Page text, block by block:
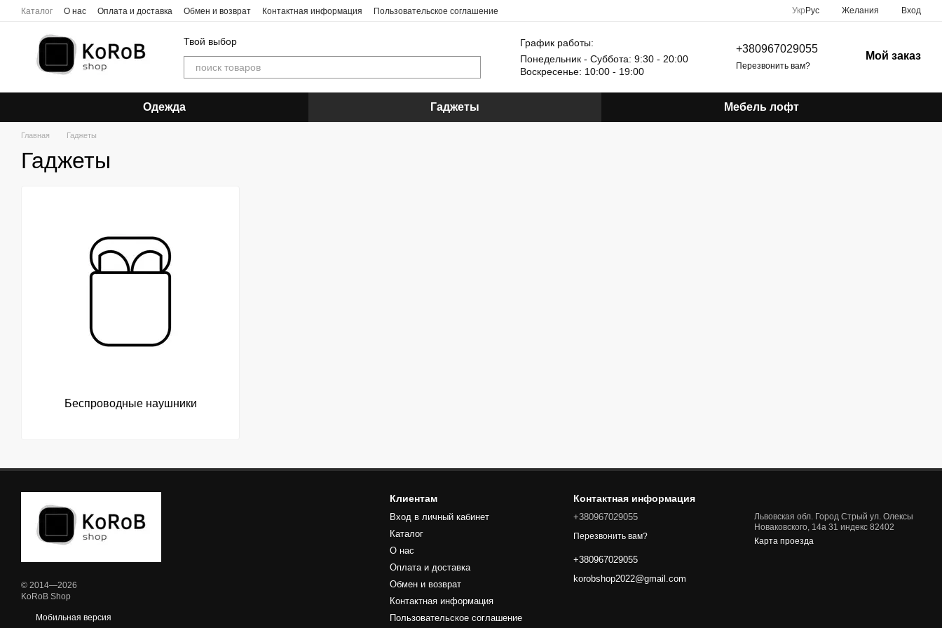
Перейти к основному контенту
Каталог О нас Оплата и доставка Обмен и возврат Контактная информация Пользовательское соглашение Укр Рус Желания Вход
Твой выбор
График работы:
Понедельник - Суббота: 9:30 - 20:00
Воскресенье: 10:00 - 19:00
+380967029055
Перезвонить вам?
Мой заказ
Одежда Гаджеты Мебель лофт
Главная Гаджеты
Гаджеты
Беспроводные наушники
© 2014—2026
KoRoB Shop
Мобильная версия
Клиентам
Вход в личный кабинет
Каталог
О нас
Оплата и доставка
Обмен и возврат
Контактная информация
Пользовательское соглашение
Контактная информация
+380967029055
Перезвонить вам?
+380967029055
korobshop2022@gmail.com
Львовская обл. Город Стрый ул. Олексы
Новаковского, 14а 31 индекс 82402
Карта проезда